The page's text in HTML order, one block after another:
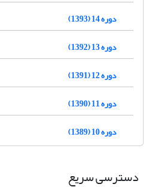
دوره 14 (1393)
دوره 13 (1392)
دوره 12 (1391)
دوره 11 (1390)
دوره 10 (1389)
دسترسی سریع